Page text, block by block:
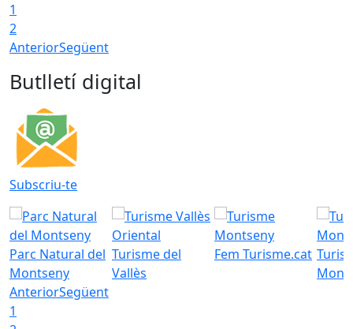
1
2
AnteriorSegüent
Butlletí digital
Subscriu-te
Parc Natural del
Montseny
Turisme del
Vallès
Fem Turisme.cat
AnteriorSegüent
1